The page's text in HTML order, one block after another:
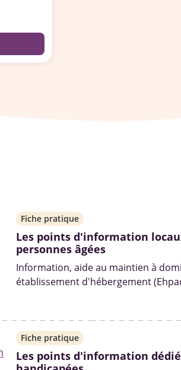
Fiche pratique
Les points d'information
personnes âgées
Information, aide au maintien à
établissement d'hébergement
Fiche pratique
Les points d'information